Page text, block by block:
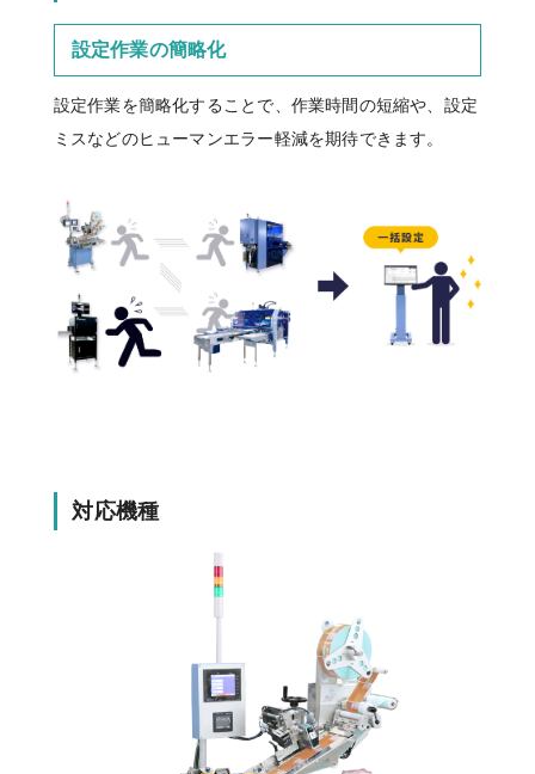
設定作業の簡略化
設定作業を簡略化することで、作業時間の短縮や、設定
ミスなどのヒューマンエラー軽減を期待できます。
対応機種